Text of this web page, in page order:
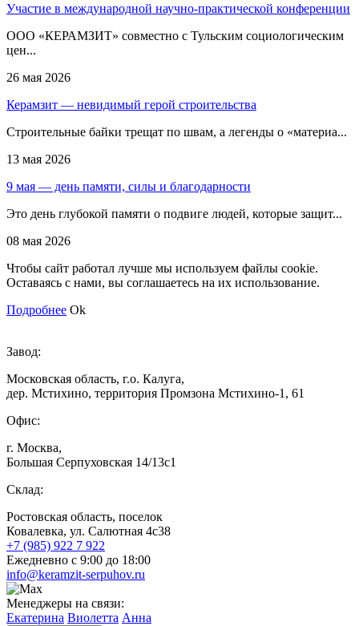
Участие в международной научно-практической конференции
ООО «КЕРАМЗИТ» совместно с Тульским социологическим
цен...
26 мая 2026
Керамзит — невидимый герой строительства
Строительные байки трещат по швам, а легенды о «материа...
13 мая 2026
9 мая — день памяти, силы и благодарности
Это день глубокой памяти о подвиге людей, которые защит...
08 мая 2026
Чтобы сайт работал лучше мы используем файлы cookie.
Оставаясь с нами, вы соглашаетесь на их использование.
Подробнее Ok
Завод:
Московская область, г.о. Калуга,
дер. Мстихино, территория Промзона Мстихино-1, 61
Офис:
г. Москва,
Большая Серпуховская 14/13с1
Склад:
Ростовская область, поселок
Ковалевка, ул. Салютная 4с38
+7 (985) 922 7 922
Ежедневно с 9:00 до 18:00
info@keramzit-serpuhov.ru
Менеджеры на связи:
Екатерина Виолетта Анна